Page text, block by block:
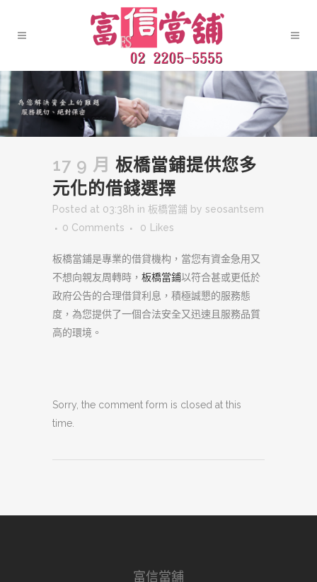
17 9 月 板橋當鋪提供您多
元化的借錢選擇
Posted at 03:38h in 板橋當鋪 by seosantsem
0 Comments
0 Likes
板橋當鋪是專業的借貸機构，當您有資金急用又
不想向親友周轉時， 板橋當鋪以符合甚或更低於
政府公告的合理借貸利息，積極誠懇的服務態
度，為您提供了一個合法安全又迅速且服務品質
高的環境。
Sorry, the comment form is closed at this
time.
富信當舖